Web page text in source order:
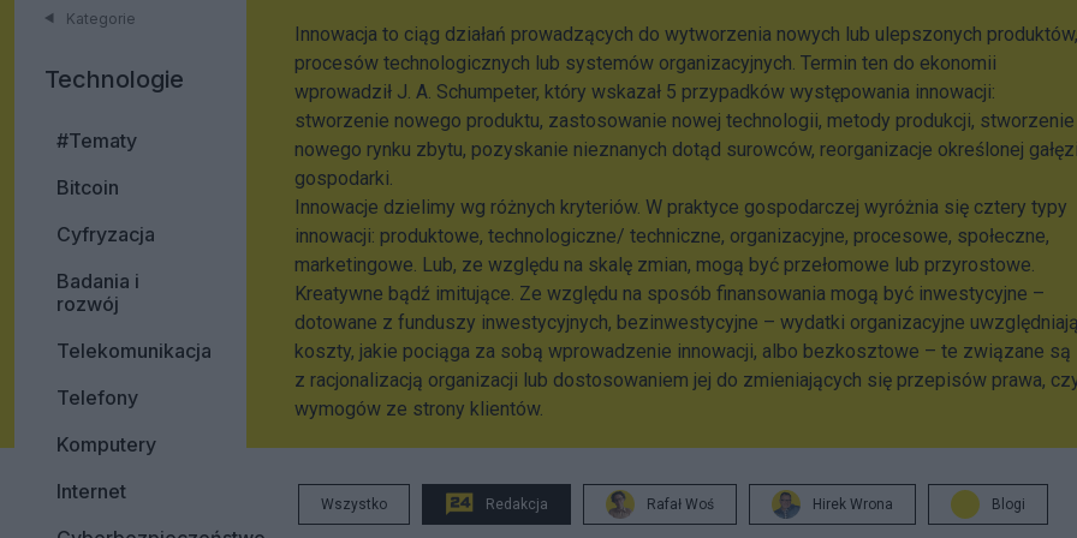
Kategorie
Technologie
#Tematy
Bitcoin
Cyfryzacja
Badania i
rozwój
Telekomunikacja
Telefony
Komputery
Internet
Innowacja to ciąg działań prowadzących do wytworzenia nowych lub ulepszonych produktów,
procesów technologicznych lub systemów organizacyjnych. Termin ten do ekonomii
wprowadził J. A. Schumpeter, który wskazał 5 przypadków występowania innowacji:
stworzenie nowego produktu, zastosowanie nowej technologii, metody produkcji, stworzenie
nowego rynku zbytu, pozyskanie nieznanych dotąd surowców, reorganizacje określonej gałęzi
gospodarki.
Innowacje dzielimy wg różnych kryteriów. W praktyce gospodarczej wyróżnia się cztery typy
innowacji: produktowe, technologiczne/ techniczne, organizacyjne, procesowe, społeczne,
marketingowe. Lub, ze względu na skalę zmian, mogą być przełomowe lub przyrostowe.
Kreatywne bądź imitujące. Ze względu na sposób finansowania mogą być inwestycyjne –
dotowane z funduszy inwestycyjnych, bezinwestycyjne – wydatki organizacyjne uwzględniają
koszty, jakie pociąga za sobą wprowadzenie innowacji, albo bezkosztowe – te związane są
z racjonalizacją organizacji lub dostosowaniem jej do zmieniających się przepisów prawa,
wymogów ze strony klientów.
Wszystko Redakcja Rafał Woś Hirek Wrona Blogi